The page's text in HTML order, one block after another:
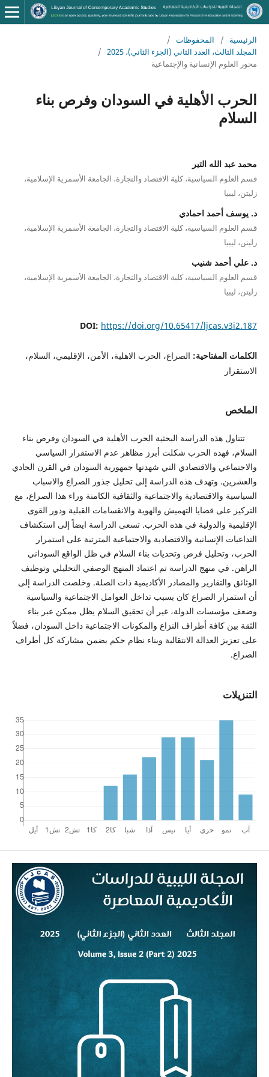
الرئيسية / المحفوظات /
المجلد الثالث، العدد الثاني (الجزء الثاني)، 2025
/
محور العلوم الإنسانية والإجتماعية
الحرب الأهلية في السودان وفرص بناء
السلام
محمد عبد الله التير
قسم العلوم السياسية، كلية الاقتصاد والتجارة، الجامعة الأسمرية الإسلامية،
زليتن، ليبيا
د. يوسف أحمد احمادي
قسم العلوم السياسية، كلية الاقتصاد والتجارة، الجامعة الأسمرية الإسلامية،
زليتن، ليبيا
د. علي أحمد شنيب
قسم العلوم السياسية، كلية الاقتصاد والتجارة، الجامعة الأسمرية الإسلامية،
زليتن، ليبيا
DOI: https://doi.org/10.65417/ljcas.v3i2.187
الكلمات المفتاحية: الصراع، الحرب الاهلية، الأمن، الإقليمي، السلام،
الاستقرار
الملخص
تتناول هذه الدراسة البحثية الحرب الأهلية في السودان وفرص بناء
السلام، فهذه الحرب شكلت أبرز مظاهر عدم الاستقرار السياسي
والاجتماعي والاقتصادي التي شهدتها جمهورية السودان في القرن الحادي
والعشرين. وتهدف هذه الدراسة إلى تحليل جذور الصراع والاسباب
السياسية والاقتصادية والاجتماعية والثقافية الكامنة وراء هذا الصراع، مع
التركيز على قضايا التهميش والهوية والانقسامات القبلية ودور القوى
الإقليمية والدولية في هذه الحرب. تسعى الدراسة ايضاً إلى استكشاف
التداعيات الإنسانية والاقتصادية والاجتماعية المترتبة على استمرار
الحرب، وتحليل فرص وتحديات بناء السلام في ظل الواقع السوداني
الراهن. في منهج الدراسة تم اعتماد المنهج الوصفي التحليلي وتوظيف
الوثائق والتقارير والمصادر الأكاديمية ذات الصلة. وخلصت الدراسة إلى
أن استمرار الصراع كان بسبب تداخل العوامل الاجتماعية والسياسية
وضعف مؤسسات الدولة، غير أن تحقيق السلام يظل ممكن عبر بناء
الثقة بين كافة أطراف النزاع والمكونات الاجتماعية داخل السودان، فضلاً
على تعزيز العدالة الانتقالية وبناء نظام حكم يضمن مشاركة كل أطراف
الصراع.
التنزيلات